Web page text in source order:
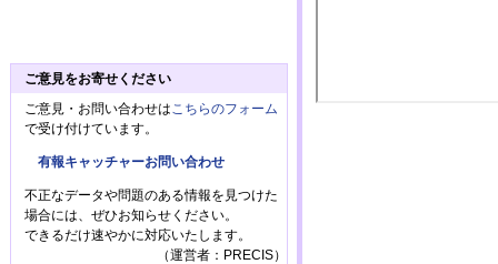
ご意見をお寄せください
ご意見・お問い合わせは こちらのフォーム
で受け付けています。
有報キャッチャーお問い合わせ
不正なデータや問題のある情報を見つけた
場合には、ぜひお知らせください。
できるだけ速やかに対応いたします。
（運営者：PRECIS）